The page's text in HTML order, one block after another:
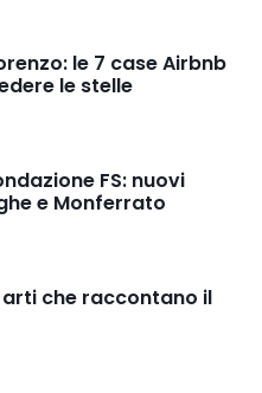
le 7 case Airbnb
le stelle
FS: nuovi
e Monferrato
che raccontano il